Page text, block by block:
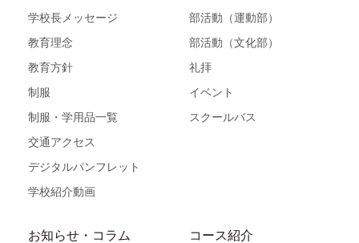
学校長メッセージ
教育理念
教育方針
制服
制服・学用品一覧
交通アクセス
デジタルパンフレット
学校紹介動画
部活動（運動部）
部活動（文化部）
礼拝
イベント
スクールバス
お知らせ・コラム コース紹介